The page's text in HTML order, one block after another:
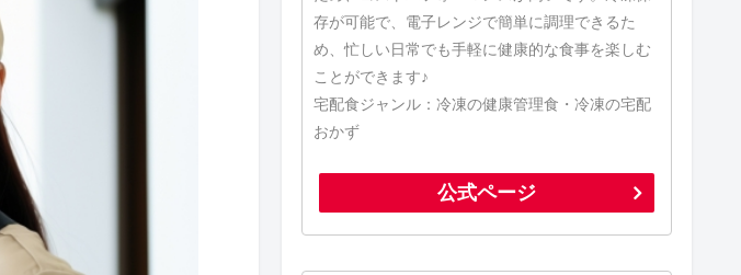
存が可能で、電子レンジで簡単に調理できるた
め、忙しい日常でも手軽に健康的な食事を楽しむ
ことができます♪
宅配食ジャンル：冷凍の健康管理食・冷凍の宅配
おかず
公式ページ